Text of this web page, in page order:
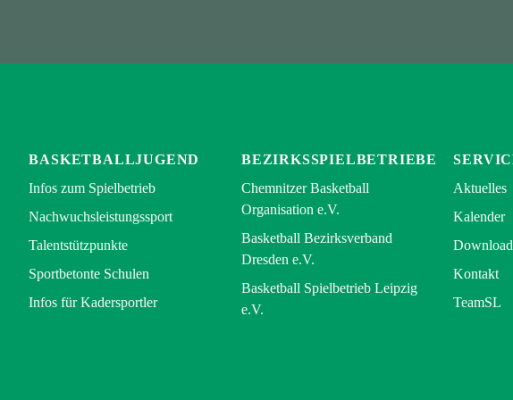
BASKETBALLJUGEND
Infos zum Spielbetrieb
Nachwuchsleistungssport
Talentstützpunkte
Sportbetonte Schulen
Infos für Kadersportler
BEZIRKSSPIELBETRIEBE
Chemnitzer Basketball
Organisation e.V.
Basketball Bezirksverband
Dresden e.V.
Basketball Spielbetrieb Leipzig
e.V.
Aktuelles
Kalender
Kontakt
TeamSL